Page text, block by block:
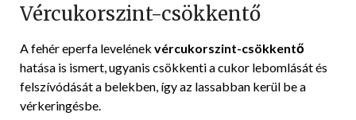
Vércukorszint-csökkentő
A fehér eperfa levelének vércukorszint-csökkentő
hatása is ismert, ugyanis csökkenti a cukor lebomlását és
felszívódását a belekben, így az lassabban kerül be a
vérkeringésbe.